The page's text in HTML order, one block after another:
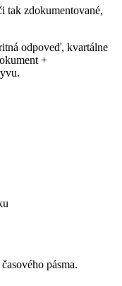
tak zdokumentované,
odpoveď, kvartálne
+
pásma.